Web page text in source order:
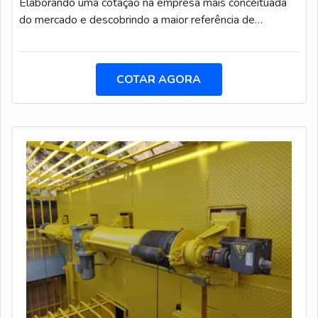
do mercado e descobrindo a maior referência de
IMPORTANTES DE HIDROJATEAMENTO DE
em uma empresa inovadora, vai até o site da Hidro
Trevo. Atuando com limpeza de fossa séptica e
de mais atual para garantir a qualidade final para cada
cliente.Ainda focando em hidrojateamento de tanques, é
importante buscar uma empresa que tenha produtos e
serviços com ótima qualidade e precisão,detalhes
primordiais que são deixados de lado por muitas
empresas que não focam na fidelização do cliente.É
importante lembrar que o serviço deve sempre ser
prestado por empresas especializadas no segmento.
Esse tipo de cuidado ajuda a garantir a qualidade e
assertividade do serviço, além de evitar prejuízos com
imprevistos e execuções mal elaboradas. Assim, é
COTAR AGORA